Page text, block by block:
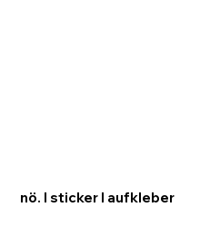
nö. I sticker I aufkleber